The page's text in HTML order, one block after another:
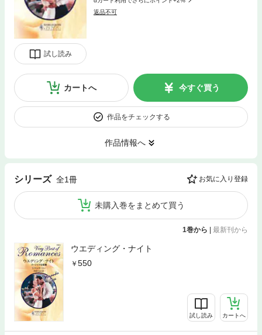
試し読み
返品不可
カートへ 今すぐ買う
作品をチェックする
作品情報へ
シリーズ 全1冊 お気に入り登録
未購入巻をまとめて買う
1巻から 最新刊から
ウエディング・ナイト
550
試し読み カートへ